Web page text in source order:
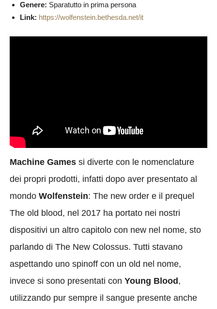
Genere: Sparatutto in prima persona
Link: https://wolfenstein.bethesda.net/it
Machine Games si diverte con le nomenclature
dei propri prodotti, infatti dopo aver presentato al
mondo Wolfenstein: The new order e il prequel
The old blood, nel 2017 ha portato nei nostri
dispositivi un altro capitolo con new nel nome, sto
parlando di The New Colossus. Tutti stavano
aspettando uno spinoff con un old nel nome,
invece si sono presentati con Young Blood,
utilizzando pur sempre il sangue presente anche